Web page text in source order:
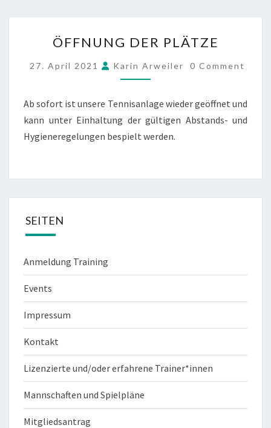
DER
PLÄTZE
ÖFFNUNG DER PLÄTZE
27. April 2021 Karin Arweiler COMMENTS
0 Comment
Ab sofort ist unsere Tennisanlage wieder geöffnet und
kann unter Einhaltung der gültigen Abstands- und
Hygieneregelungen bespielt werden.
SEITEN
Anmeldung Training
Events
Impressum
Kontakt
Lizenzierte und/oder erfahrene Trainer*innen
Mannschaften und Spielpläne
Mitgliedsantrag